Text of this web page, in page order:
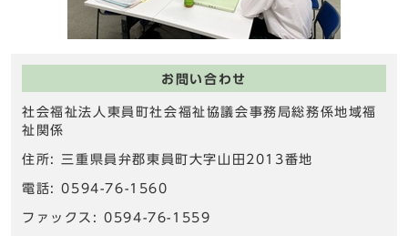
お問い合わせ
社会福祉法人東員町社会福祉協議会事務局総務係地域福
祉関係
住所: 三重県員弁郡東員町大字山田2013番地
電話: 0594-76-1560
ファックス: 0594-76-1559